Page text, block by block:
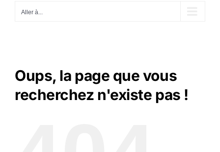
Aller à...
Oups, la page que vous
recherchez n'existe pas !